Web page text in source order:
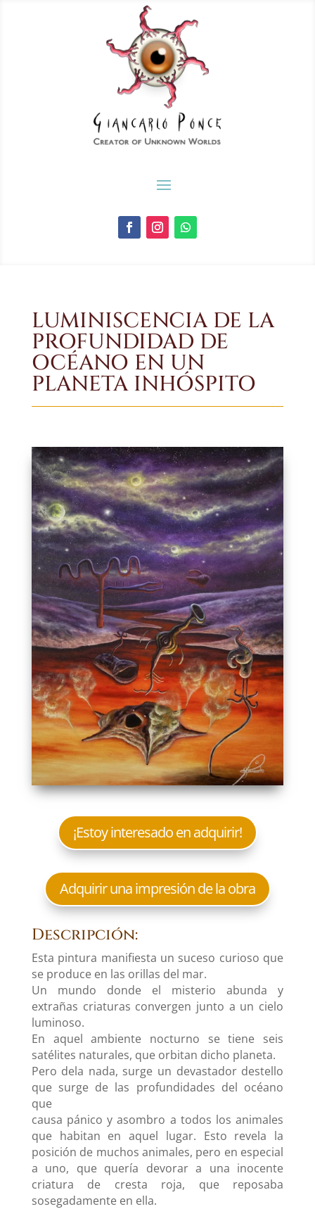
LUMINISCENCIA DE LA
PROFUNDIDAD DE
OCÉANO EN UN
PLANETA INHÓSPITO
¡Estoy interesado en adquirir!
Adquirir una impresión de la obra
Descripción:
Esta pintura manifiesta un suceso curioso que
se produce en las orillas del mar.
Un mundo donde el misterio abunda y
extrañas criaturas convergen junto a un cielo
luminoso.
En aquel ambiente nocturno se tiene seis
satélites naturales, que orbitan dicho planeta.
Pero dela nada, surge un devastador destello
que surge de las profundidades del océano
que
causa pánico y asombro a todos los animales
que habitan en aquel lugar. Esto revela la
posición de muchos animales, pero en especial
a uno, que quería devorar a una inocente
criatura de cresta roja, que reposaba
sosegadamente en ella.